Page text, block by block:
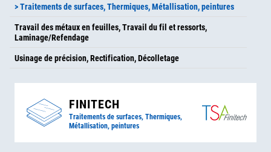
> Traitements de surfaces, Thermiques, Métallisation, peintures
Travail des métaux en feuilles, Travail du fil et ressorts,
Laminage/Refendage
Usinage de précision, Rectification, Décolletage
FINITECH
Traitements de surfaces, Thermiques,
Métallisation, peintures